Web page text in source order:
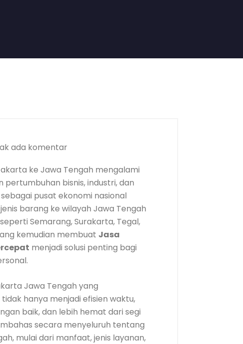
ada komentar
ke Jawa Tengah mengalami
pertumbuhan bisnis, industri, dan
pusat ekonomi nasional
barang ke wilayah Jawa Tengah
Semarang, Surakarta, Tegal,
kemudian membuat Jasa
menjadi solusi penting bagi
Jawa Tengah yang
hanya menjadi efisien waktu,
baik, dan lebih hemat dari segi
secara menyeluruh tentang
mulai dari manfaat, jenis layanan,